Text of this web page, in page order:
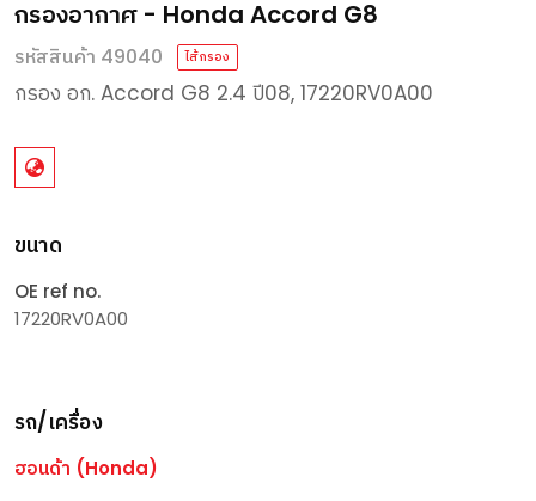
กรองอากาศ - Honda Accord G8
รหัสสินค้า 49040 ไส้กรอง
กรอง อก. Accord G8 2.4 ปี08, 17220RV0A00
ขนาด
OE ref no.
17220RV0A00
รถ/เครื่อง
ฮอนด้า (Honda)